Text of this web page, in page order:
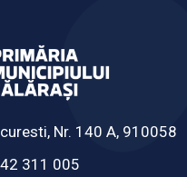
Nr. 140 A, 910058
311 005